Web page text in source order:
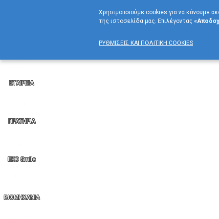
ΕΤΑΙΡΕΙΑ
ΠΡΑΤΗΡΙΑ
EKO Smile
BIOMHXANIA
Χρησιμοποιούμε cookies για να κάνουμε
της ιστοσελίδα μας. Επιλέγοντας
ΡΥΘΜΙΣΕΙΣ ΚΑΙ ΠΟΛΙΤΙΚΗ COOKIES